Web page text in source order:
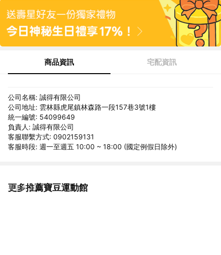
商品資訊 宅配資訊
公司名稱: 誠得有限公司
公司地址: 雲林縣虎尾鎮林森路一段157巷3號1樓
統一編號: 54099649
負責人: 誠得有限公司
客服聯繫方式: 0902159131
客服時段: 週一至週五 10:00 ~ 18:00 (國定例假日除外)
更多推薦寶豆運動館
看更多